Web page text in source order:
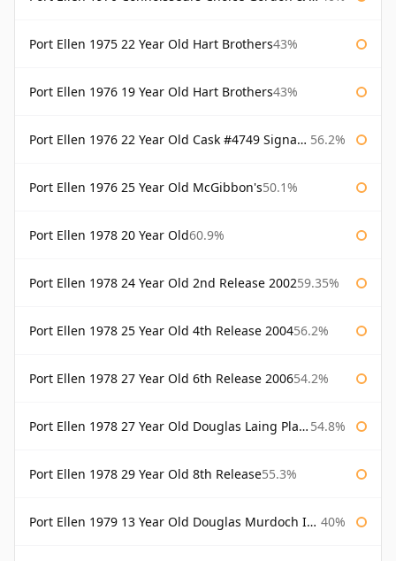
Port Ellen 1975 22 Year Old Hart Brothers43%
Port Ellen 1976 19 Year Old Hart Brothers43%
Port Ellen 1976 22 Year Old Cask #4749 Signatory 56.2%
Port Ellen 1976 25 Year Old McGibbon's50.1%
Port Ellen 1978 20 Year Old60.9%
Port Ellen 1978 24 Year Old 2nd Release 200259.35%
Port Ellen 1978 25 Year Old 4th Release 200456.2%
Port Ellen 1978 27 Year Old 6th Release 200654.2%
Port Ellen 1978 27 Year Old Douglas Laing Platinum Selection 54.8%
Port Ellen 1978 29 Year Old 8th Release55.3%
Port Ellen 1979 13 Year Old Douglas Murdoch Independent Bottling 40%